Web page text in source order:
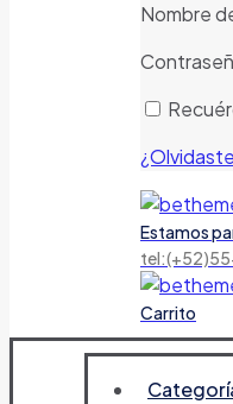
Nombre
Estamos
Carrito